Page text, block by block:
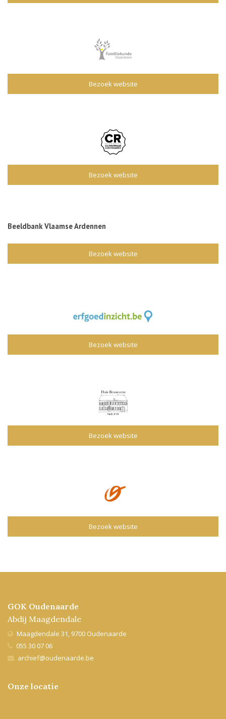
Bezoek website
Bezoek website
Beeldbank Vlaamse Ardennen
Bezoek website
Bezoek website
Bezoek website
Bezoek website
GOK Oudenaarde
Abdij Maagdendale
Maagdendale 31, 9700 Oudenaarde
055 30 07 06
archief@oudenaarde.be
Onze locatie